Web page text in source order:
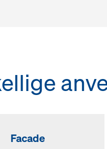
Facade